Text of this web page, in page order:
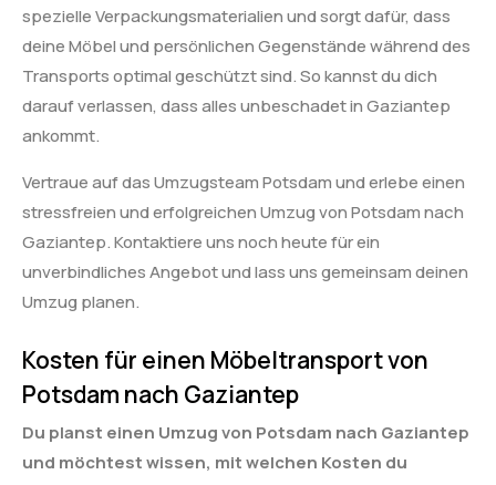
spezielle Verpackungsmaterialien und sorgt dafür, dass
deine Möbel und persönlichen Gegenstände während des
Transports optimal geschützt sind. So kannst du dich
darauf verlassen, dass alles unbeschadet in Gaziantep
ankommt.
Vertraue auf das Umzugsteam Potsdam und erlebe einen
stressfreien und erfolgreichen Umzug von Potsdam nach
Gaziantep. Kontaktiere uns noch heute für ein
unverbindliches Angebot und lass uns gemeinsam deinen
Umzug planen.
Kosten für einen Möbeltransport von
Potsdam nach Gaziantep
Du planst einen Umzug von Potsdam nach Gaziantep
und möchtest wissen, mit welchen Kosten du